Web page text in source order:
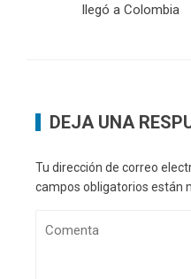
llegó a Colombia
DEJA UNA
Tu dirección de correo
campos obligatorios están